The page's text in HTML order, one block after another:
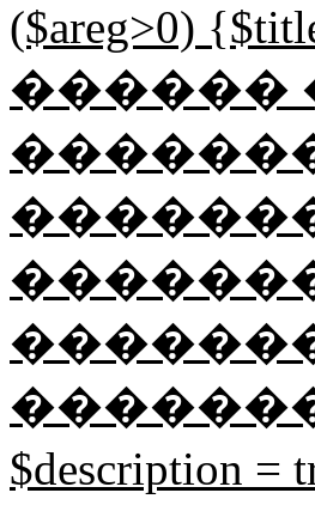
($areg>0)
������